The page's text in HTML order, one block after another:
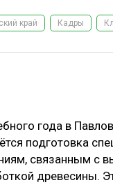
И ЗАЩИТА
край Кадры
года в
подготовка
связанным с
древесины.